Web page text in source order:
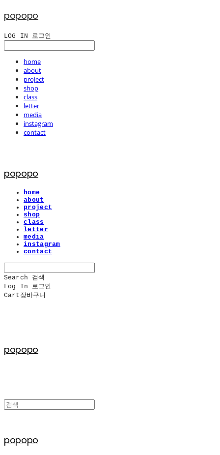
popopo
LOG IN 로그인
home
about
project
shop
class
letter
media
instagram
contact
popopo
home
about
project
shop
class
letter
media
instagram
contact
Search
검색
Log In
로그인
Cart 장바구니
popopo
popopo